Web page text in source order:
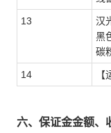
13
汉
黑
碳
14 【
六、保证金金额、